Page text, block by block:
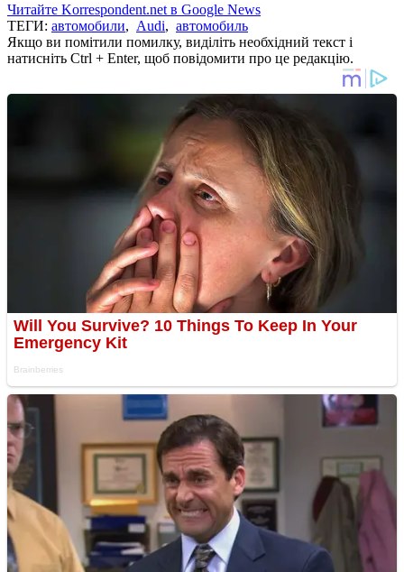
Читайте Korrespondent.net в Google News
ТЕГИ: автомобили, Audi, автомобиль
Якщо ви помітили помилку, виділіть необхідний текст і
натисніть Ctrl + Enter, щоб повідомити про це редакцію.